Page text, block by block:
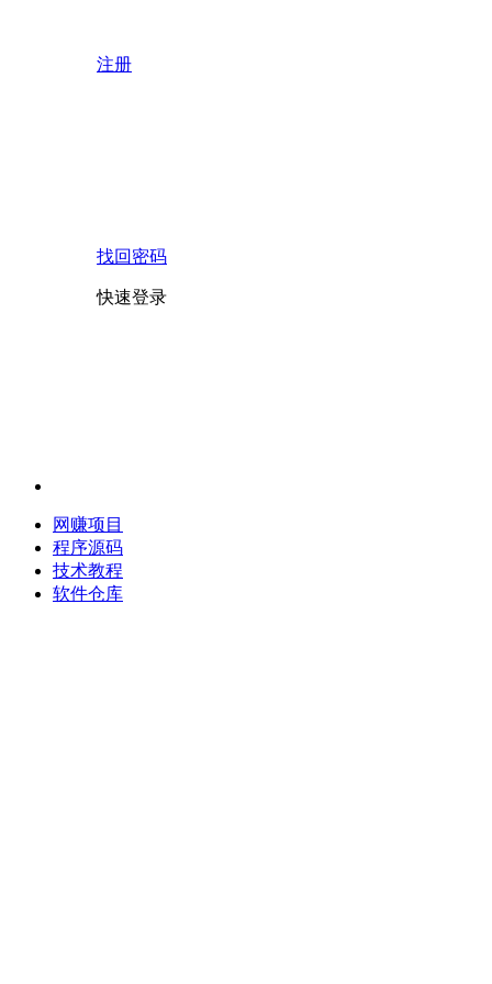
注册
找回密码
快速登录
网赚项目
程序源码
技术教程
软件仓库